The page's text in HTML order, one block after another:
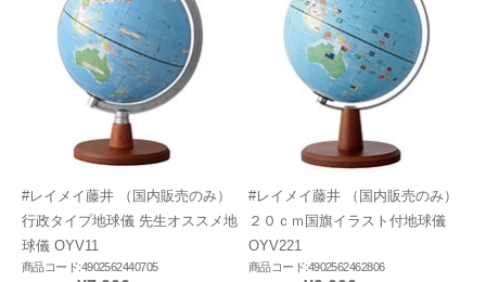
#レイメイ藤井 （国内販売のみ）
行政タイプ地球儀 先生オススメ地
球儀 OYV11
商品コード:4902562440705
#レイメイ藤井 （国内販売のみ）
２０ｃｍ国旗イラスト付地球儀
OYV221
商品コード:4902562462806